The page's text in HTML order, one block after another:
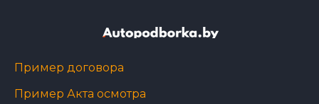
Пример договора
Пример Акта осмотра